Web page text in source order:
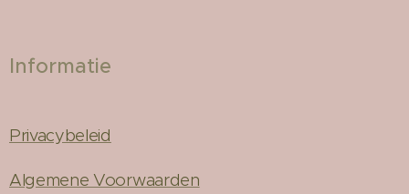
Informatie
Privacybeleid
Algemene Voorwaarden